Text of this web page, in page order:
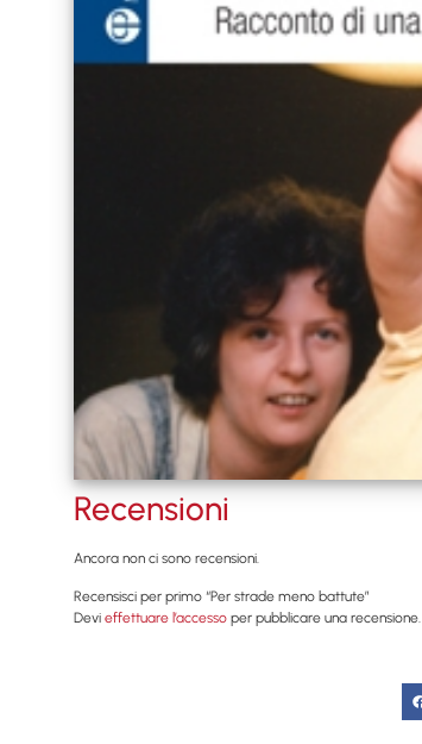
Recensioni
Ancora non ci sono recensioni.
Recensisci per primo “Per strade meno battute”
Devi effettuare l’accesso per pubblicare una recensione.